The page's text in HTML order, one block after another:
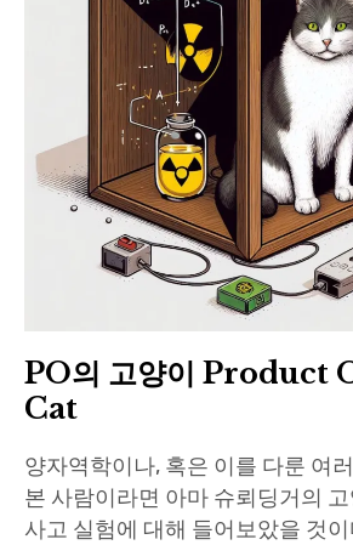
PO의 고양이 Product
Cat
양자역학이나, 혹은 이를 다룬 여
본 사람이라면 아마 슈뢰딩거의
사고 실험에 대해 들어보았을 것